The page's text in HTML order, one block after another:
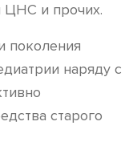
ЦНС и прочих.
поколения
наряду с
старого